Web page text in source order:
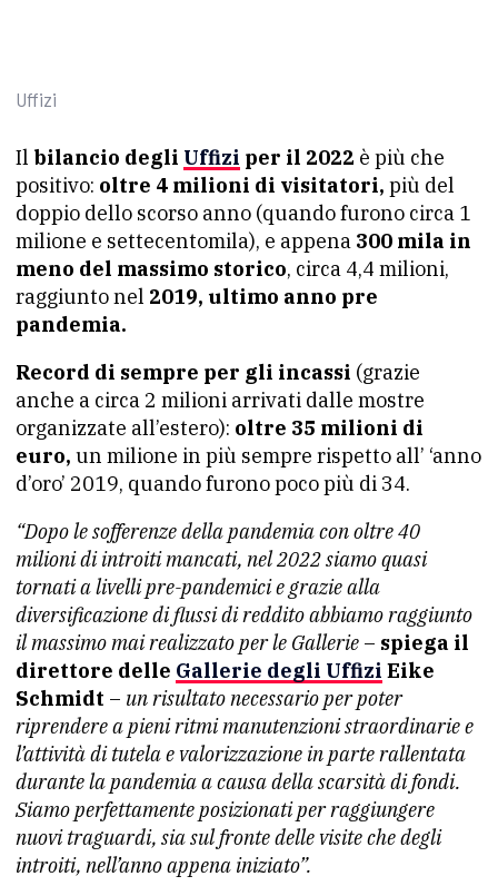
Uffizi
Il bilancio degli Uffizi per il 2022 è più che
positivo: oltre 4 milioni di visitatori, più del
doppio dello scorso anno (quando furono circa 1
milione e settecentomila), e appena 300 mila in
meno del massimo storico, circa 4,4 milioni,
raggiunto nel 2019, ultimo anno pre
pandemia.
Record di sempre per gli incassi (grazie
anche a circa 2 milioni arrivati dalle mostre
organizzate all’estero): oltre 35 milioni di
euro, un milione in più sempre rispetto all’ ‘anno
d’oro’ 2019, quando furono poco più di 34.
“Dopo le sofferenze della pandemia con oltre 40
milioni di introiti mancati, nel 2022 siamo quasi
tornati a livelli pre-pandemici e grazie alla
diversificazione di flussi di reddito abbiamo raggiunto
il massimo mai realizzato per le Gallerie – spiega il
direttore delle Gallerie degli Uffizi Eike
Schmidt – un risultato necessario per poter
riprendere a pieni ritmi manutenzioni straordinarie e
l’attività di tutela e valorizzazione in parte rallentata
durante la pandemia a causa della scarsità di fondi.
Siamo perfettamente posizionati per raggiungere
nuovi traguardi, sia sul fronte delle visite che degli
introiti, nell’anno appena iniziato”.